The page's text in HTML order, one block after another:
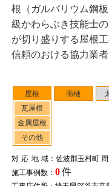
屋根
瓦屋根
金属屋根
その他
雨樋
対応地域：佐波郡玉村町
施工事例数： 0件
根（ガルバリウム鋼
級かわらぶき技能士
が切り盛りする屋根
信頼のおける協力業